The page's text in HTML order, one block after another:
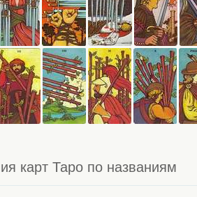
карт Таро по названиям